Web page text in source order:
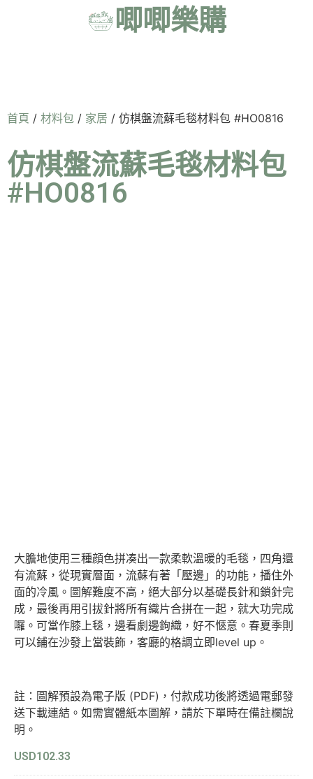
唧唧樂購
首頁 / 材料包 / 家居 / 仿棋盤流蘇毛毯材料包 #HO0816
仿棋盤流蘇毛毯材料包
#HO0816
大膽地使用三種顔色拼凑出一款柔軟溫暖的毛毯，四角還
有流蘇，從現實層面，流蘇有著「壓邊」的功能，播住外
面的冷風。圖解難度不高，絕大部分以基礎長針和鎖針完
成，最後再用引拔針將所有織片合拼在一起，就大功完成
囉。可當作膝上毯，邊看劇邊鉤織，好不愜意。春夏季則
可以鋪在沙發上當裝飾，客廳的格調立即level up。
註：圖解預設為電子版 (PDF)，付款成功後將透過電郵發
送下載連結。如需實體紙本圖解，請於下單時在備註欄說
明。
USD102.33